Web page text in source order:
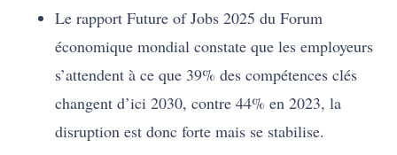
Le rapport Future of Jobs 2025 du Forum
économique mondial constate que les employeurs
s’attendent à ce que 39% des compétences clés
changent d’ici 2030, contre 44% en 2023, la
disruption est donc forte mais se stabilise.